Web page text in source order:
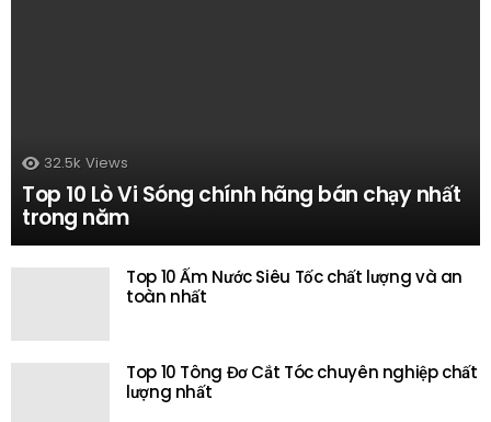
32.5k Views
Top 10 Lò Vi Sóng chính hãng bán chạy nhất
trong năm
Top 10 Ấm Nước Siêu Tốc chất lượng và an
toàn nhất
Top 10 Tông Đơ Cắt Tóc chuyên nghiệp chất
lượng nhất